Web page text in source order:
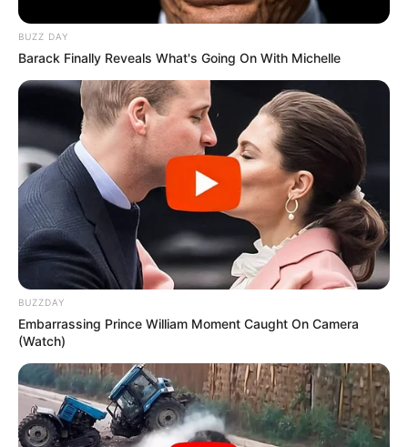
BUZZ DAY
Barack Finally Reveals What's Going On With Michelle
BUZZDAY
Embarrassing Prince William Moment Caught On Camera
(Watch)